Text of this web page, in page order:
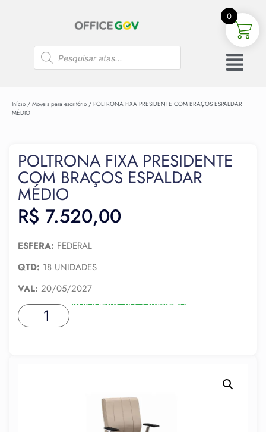
Início / Moveis para escritório / POLTRONA FIXA PRESIDENTE COM BRAÇOS ESPALDAR
MÉDIO
POLTRONA FIXA PRESIDENTE
COM BRAÇOS ESPALDAR
MÉDIO
R$ 7.520,00
ESFERA: FEDERAL
QTD: 18 UNIDADES
VAL: 20/05/2027
ADICIONAR AO CARRINHO
0